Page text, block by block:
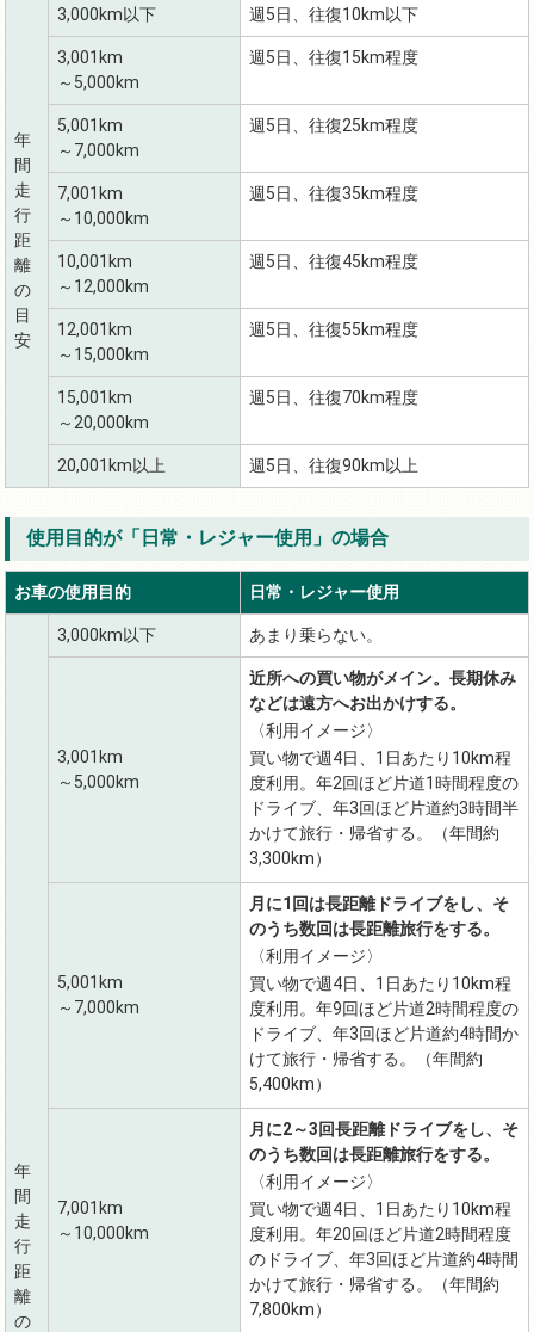
年
間
走
行
距
離
の
目
安
3,000km以下 週5日、往復10km以下
3,001km
～5,000km
週5日、往復15km程度
5,001km
～7,000km
週5日、往復25km程度
7,001km
～10,000km
週5日、往復35km程度
10,001km
～12,000km
週5日、往復45km程度
12,001km
～15,000km
週5日、往復55km程度
15,001km
～20,000km
週5日、往復70km程度
20,001km以上 週5日、往復90km以上
使用目的が「日常・レジャー使用」の場合
お車の使用目的 日常・レジャー使用
年
間
走
行
距
離
の
3,000km以下 あまり乗らない。
3,001km
～5,000km
近所への買い物がメイン。長期休み
などは遠方へお出かけする。
〈利用イメージ〉
買い物で週4日、1日あたり10km程
度利用。年2回ほど片道1時間程度の
ドライブ、年3回ほど片道約3時間半
かけて旅行・帰省する。（年間約
3,300km）
5,001km
～7,000km
月に1回は長距離ドライブをし、そ
のうち数回は長距離旅行をする。
〈利用イメージ〉
買い物で週4日、1日あたり10km程
度利用。年9回ほど片道2時間程度の
ドライブ、年3回ほど片道約4時間か
けて旅行・帰省する。（年間約
5,400km）
7,001km
～10,000km
月に2～3回長距離ドライブをし、そ
のうち数回は長距離旅行をする。
〈利用イメージ〉
買い物で週4日、1日あたり10km程
度利用。年20回ほど片道2時間程度
のドライブ、年3回ほど片道約4時間
かけて旅行・帰省する。（年間約
7,800km）